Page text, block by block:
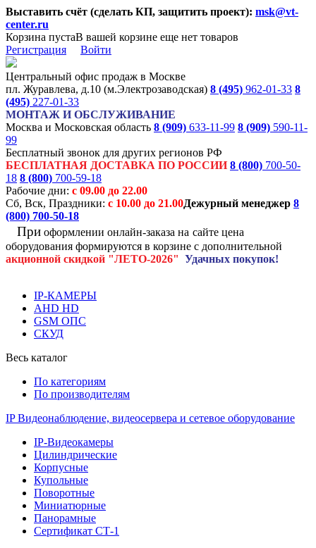
Выставить счёт (сделать КП, защитить проект): msk@vt-
center.ru
Корзина пустаВ вашей корзине еще нет товаров
Регистрация
Войти
Центральный офис продаж в Москве
пл. Журавлева, д.10 (м.Электрозаводская) 8 (495) 962-01-33 8
(495) 227-01-33
МОНТАЖ И ОБСЛУЖИВАНИЕ
Москва и Московская область 8 (909) 633-11-99 8 (909) 590-11-
99
Бесплатный звонок для других регионов РФ
БЕСПЛАТНАЯ ДОСТАВКА ПО РОССИИ 8 (800) 700-50-
18 8 (800) 700-59-18
Рабочие дни: с 09.00 до 22.00
Сб, Вск, Праздники: с 10.00 до 21.00Дежурный менеджер 8
(800) 700-50-18
При оформлении онлайн-заказа на сайте цена
оборудования формируются в корзине с дополнительной
акционной скидкой "ЛЕТО-2026" Удачных покупок!
IP-КАМЕРЫ
AHD HD
GSM ОПС
СКУД
Весь каталог
По категориям
По производителям
IP Видеонаблюдение, видеосервера и сетевое оборудование
IP-Видеокамеры
Цилиндрические
Корпусные
Купольные
Поворотные
Миниатюрные
Панорамные
Сертификат СТ-1